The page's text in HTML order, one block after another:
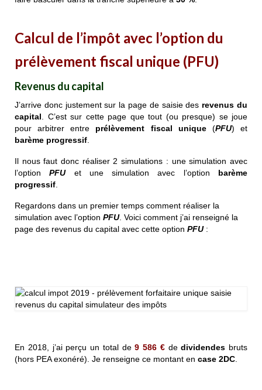
Calcul de l’impôt avec l’option du
prélèvement fiscal unique (PFU)
Revenus du capital
J’arrive donc justement sur la page de saisie des revenus du
capital. C’est sur cette page que tout (ou presque) se joue
pour arbitrer entre prélèvement fiscal unique(PFU) et
barème progressif.
Il nous faut donc réaliser 2 simulations : une simulation avec
l’optionPFUet une simulation avec l’option barème
progressif.
Regardons dans un premier temps comment réaliser la
simulation avec l’option PFU. Voici comment j’ai renseigné la
page des revenus du capital avec cette option PFU :
En 2018, j’ai perçu un total de9 586 €dedividendes bruts
(hors PEA exonéré). Je renseigne ce montant en case 2DC.